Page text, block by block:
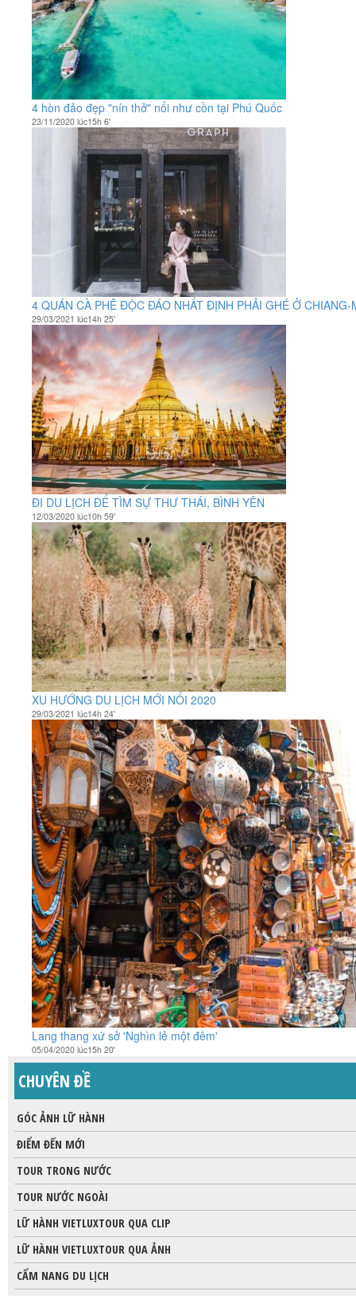
4 hòn đảo đẹp "nín thở" nổi như cồn tại Phú Quốc
23/11/2020 lúc15h 6'
4 QUÁN CÀ PHÊ ĐỘC ĐÁO NHẤT ĐỊNH PHẢI GHÉ Ở CHIANG-
29/03/2021 lúc14h 25'
ĐI DU LỊCH ĐỂ TÌM SỰ THƯ THÁI, BÌNH YÊN
12/03/2020 lúc10h 59'
XU HƯỚNG DU LỊCH MỚI NỔI 2020
29/03/2021 lúc14h 24'
Lang thang xứ sở 'Nghìn lẻ một đêm'
05/04/2020 lúc15h 20'
CHUYÊN ĐỀ
GÓC ẢNH LỮ HÀNH
ĐIỂM ĐẾN MỚI
TOUR TRONG NƯỚC
TOUR NƯỚC NGOÀI
LỮ HÀNH VIETLUXTOUR QUA CLIP
LỮ HÀNH VIETLUXTOUR QUA ẢNH
CẨM NANG DU LỊCH